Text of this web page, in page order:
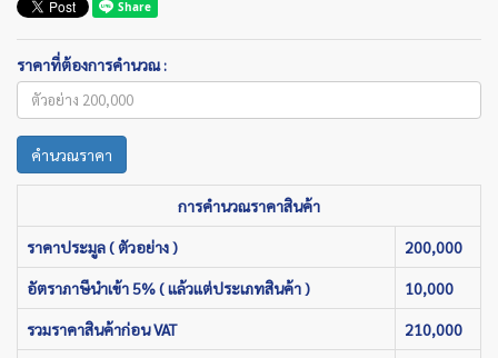
ราคาที่ต้องการคำนวณ :
คำนวณราคา
การคำนวณราคาสินค้า
ราคาประมูล ( ตัวอย่าง ) 200,000
อัตราภาษีนำเข้า 5% ( แล้วแต่ประเภทสินค้า ) 10,000
รวมราคาสินค้าก่อน VAT 210,000